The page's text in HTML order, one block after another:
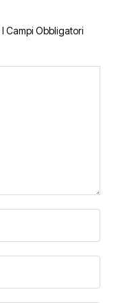
I Campi Obbligatori